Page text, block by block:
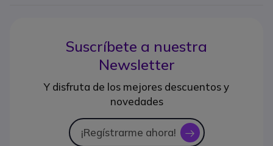
Suscríbete a nuestra
Newsletter
Y disfruta de los mejores descuentos y
novedades
¡Regístrarme ahora! icon